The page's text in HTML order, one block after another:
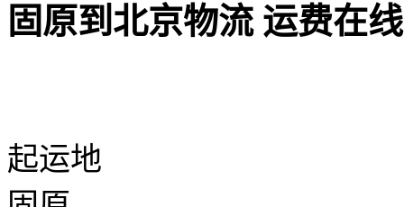
固原到北京物流 运费在
起运地